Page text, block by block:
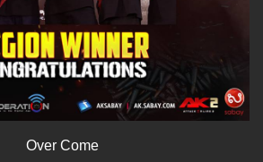
Over Come